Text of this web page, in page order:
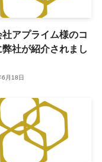
アプライム様のコ
弊社が紹介されまし
月18日